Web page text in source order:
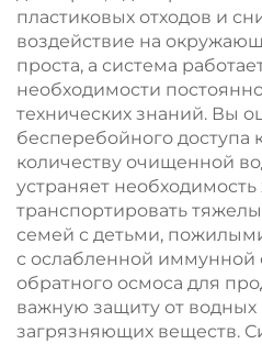
пластиковых отходов и
воздействие на
проста, а система
необходимости
технических знаний. Вы
бесперебойного доступа
количеству очищенной
устраняет необходимость
транспортировать
семей с детьми,
с ослабленной иммунной
обратного осмоса для
важную защиту от водных
загрязняющих веществ.